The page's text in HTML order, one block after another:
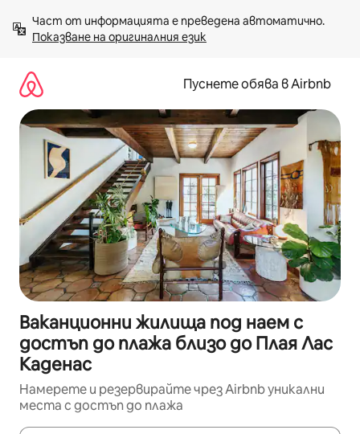
към
съдържанието
Показване на оригиналния език
Пуснете обява в Airbnb
Ваканционни жилища под наем с
достъп до плажа близо до Плая Лас
Каденас
Намерете и резервирайте чрез Airbnb уникални
места с достъп до плажа